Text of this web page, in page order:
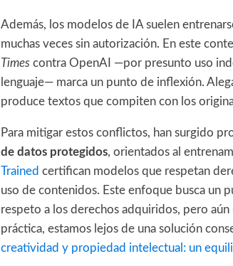
Además, los modelos de IA suelen
muchas veces sin autorización. En este
Times contra OpenAI —por presunto uso
lenguaje— marca un punto de inflexión.
produce textos que compiten con los
Para mitigar estos conflictos, han surgido
de datos protegidos, orientados al
Trained certifican modelos que respetan
uso de contenidos. Este enfoque busca un
respeto a los derechos adquiridos, pero
práctica, estamos lejos de una solución
creatividad y propiedad intelectual: un